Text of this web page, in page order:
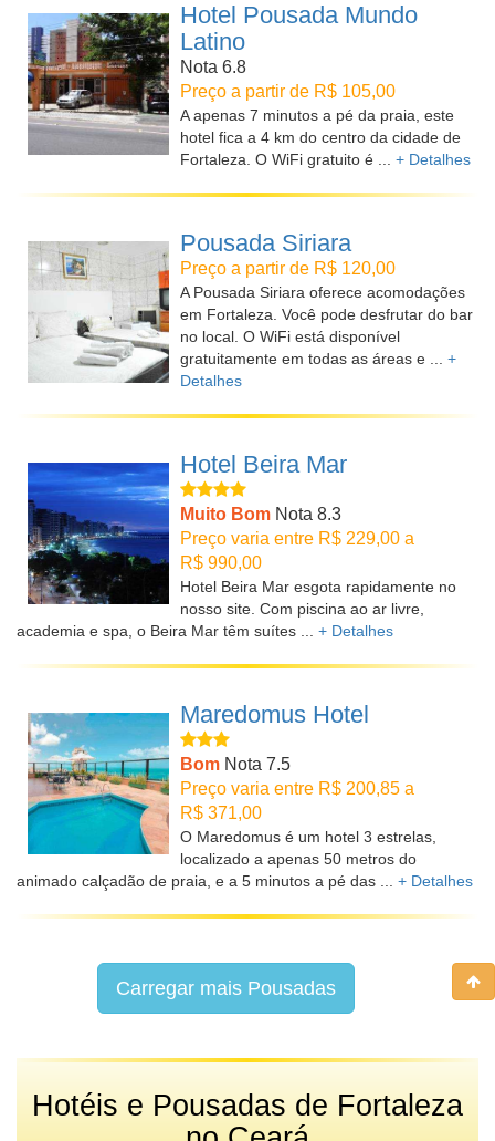
Hotel Pousada Mundo
Latino
Nota 6.8
Preço a partir de R$ 105,00
A apenas 7 minutos a pé da praia, este
hotel fica a 4 km do centro da cidade de
Fortaleza. O WiFi gratuito é ... + Detalhes
Pousada Siriara
Preço a partir de R$ 120,00
A Pousada Siriara oferece acomodações
em Fortaleza. Você pode desfrutar do bar
no local. O WiFi está disponível
gratuitamente em todas as áreas e ... +
Detalhes
Hotel Beira Mar
Muito Bom Nota 8.3
Preço varia entre R$ 229,00 a
R$ 990,00
Hotel Beira Mar esgota rapidamente no
nosso site. Com piscina ao ar livre,
academia e spa, o Beira Mar têm suítes ... + Detalhes
Maredomus Hotel
Bom Nota 7.5
Preço varia entre R$ 200,85 a
R$ 371,00
O Maredomus é um hotel 3 estrelas,
localizado a apenas 50 metros do
animado calçadão de praia, e a 5 minutos a pé das ... + Detalhes
Carregar mais Pousadas
Hotéis e Pousadas de Fortaleza